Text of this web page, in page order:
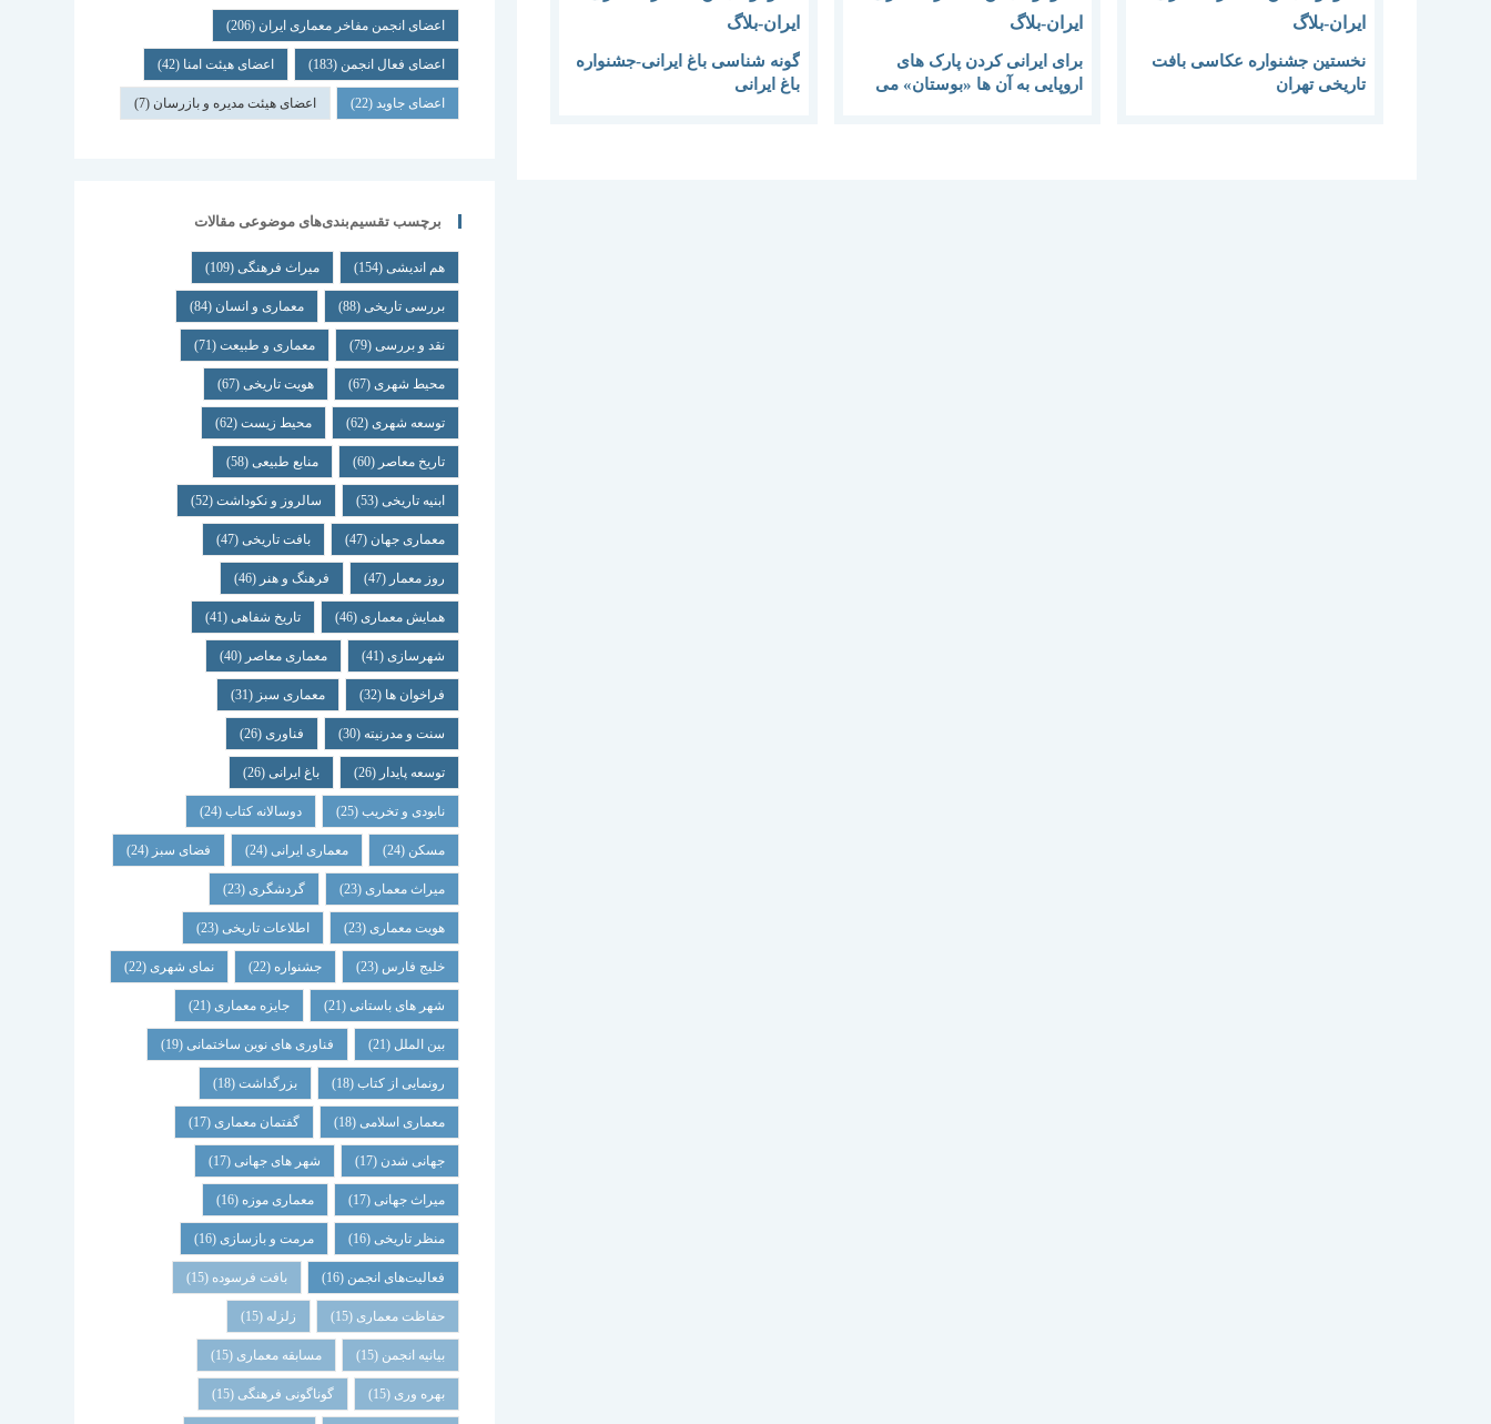
نخستین جشنواره عکاسی بافت
تاریخی تهران
برای ایرانی کردن پارک های
اروپایی به آن ها «بوستان» می
گونه شناسی باغ ایرانی-جشنواره
باغ ایرانی
اعضای انجمن مفاخر معماری ایران (206)
اعضای فعال انجمن (183) اعضای هیئت امنا (42)
اعضای جاوید(22) اعضای هیئت مدیره و بازرسان (7)
برچسب تقسیم‌بندی‌های موضوعی مقالات
هم اندیشی(154) میراث فرهنگی(109)
بررسی تاریخی(88) معماری و انسان (84)
نقد و بررسی(79) معماری و طبیعت(71)
محیط شهری(67) هویت تاریخی(67)
توسعه شهری(62) محیط زیست(62)
تاریخ معاصر (60) منابع طبیعی(58)
ابنیه تاریخی(53) سالروز و نکوداشت(52)
معماری جهان (47) بافت تاریخی(47)
روز معمار (47) فرهنگ و هنر (46)
همایش معماری(46) تاریخ شفاهی(41)
شهرسازی(41) معماری معاصر (40)
فراخوان ها (32) معماری سبز (31)
سنت و مدرنیته (30) فناوری(26)
توسعه پایدار (26) باغ ایرانی(26)
نابودی و تخریب(25) دوسالانه کتاب(24)
مسکن (24) معماری ایرانی(24) فضای سبز (24)
میراث معماری(23) گردشگری(23)
هویت معماری(23) اطلاعات تاریخی(23)
خلیج فارس (23) جشنواره (22) نمای شهری(22)
شهر های باستانی(21) جایزه معماری(21)
بین الملل (21) فناوری های نوین ساختمانی(19)
رونمایی از کتاب(18) بزرگداشت(18)
معماری اسلامی(18) گفتمان معماری(17)
جهانی شدن (17) شهر های جهانی(17)
میراث جهانی(17) معماری موزه (16)
منظر تاریخی(16) مرمت و بازسازی(16)
فعالیت‌های انجمن (16) بافت فرسوده (15)
حفاظت معماری (15) زلزله (15)
بیانیه انجمن (15) مسابقه معماری (15)
بهره وری (15) گوناگونی فرهنگی (15)